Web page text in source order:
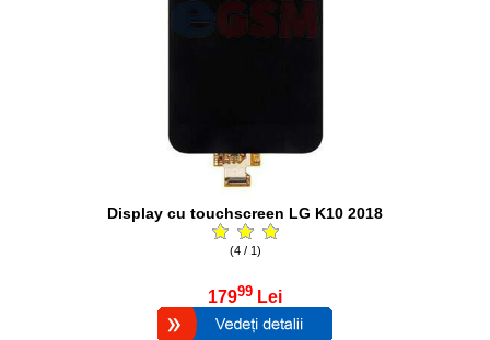
Display cu touchscreen LG K10 2018
(4 / 1)
17999 Lei